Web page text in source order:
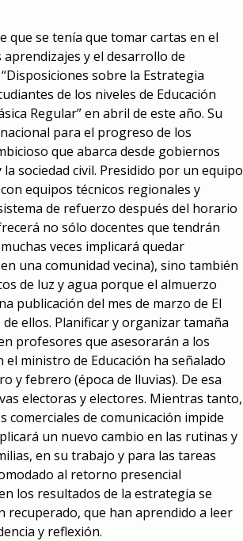
que se tenía que tomar cartas en el
y el desarrollo de
sobre la Estrategia
de los niveles de Educación
Regular” en abril de este año. Su
para el progreso de los
que abarca desde gobiernos
sociedad civil. Presidido por un equipo
equipos técnicos regionales y
de refuerzo después del horario
no sólo docentes que tendrán
veces implicará quedar
una comunidad vecina), sino también
de luz y agua porque el almuerzo
publicación del mes de marzo de El
ellos. Planificar y organizar tamaña
profesores que asesorarán a los
ministro de Educación ha señalado
y febrero (época de lluvias). De esa
electoras y electores. Mientras tanto,
comerciales de comunicación impide
un nuevo cambio en las rutinas y
en su trabajo y para las tareas
al retorno presencial
los resultados de la estrategia se
recuperado, que han aprendido a leer
y reflexión.